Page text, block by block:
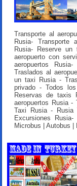
Transporte al
Rusia- Transporte
Rusia- Reserve un
aeropuerto con
aeropuertos
Traslados al
un taxi Rusia -
privado - Todos
Reservas de taxis
aeropuertos Rusia -
Taxi Rusia - Rusia
Excursiones
Microbus | Autobus |